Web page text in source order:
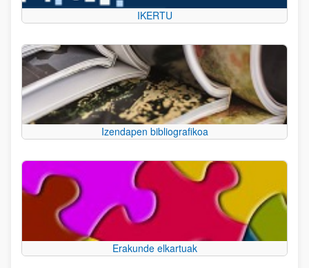
IKERTU
Izendapen bibliografikoa
Erakunde elkartuak